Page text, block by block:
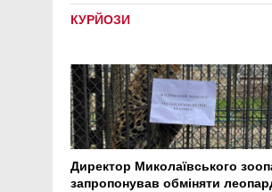
КУРЙОЗИ
Директор Миколаївського
запропонував обміняти